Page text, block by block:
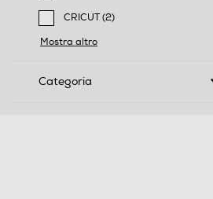
Filtra per Marca: CELESTRON
CRICUT (2)
Filtra per Marca: CRICUT
Mostra altro
Categoria